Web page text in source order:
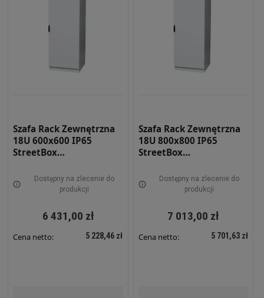
Szafa Rack Zewnętrzna
18U 600x600 IP65
StreetBox
669-18UDostępny na zlecenie do
produkcji
6 431,00 zł
Cena netto: 5 228,46 zł
Szafa Rack Zewnętrzna
18U 800x800 IP65
StreetBox
7035 STRBX-889-18U
Dostępny na zlecenie do
produkcji
7 013,00 zł
Cena netto: 5 701,63 zł